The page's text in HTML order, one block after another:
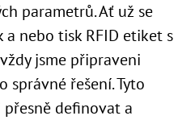
parametrů. Ať už se
nebo tisk RFID etiket s
jsme připraveni
řešení. Tyto
definovat a